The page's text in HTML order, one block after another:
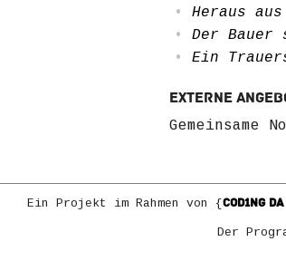
Heraus
Der
Ein
Externe
Gemeinsame
Ein Projekt im Rahmen von {COD1NG
Der